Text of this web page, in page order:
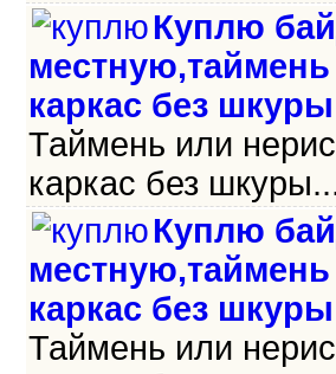
Куплю
каркас без шкуры
Таймень или
каркас без
Куплю
каркас без шкуры
Таймень или